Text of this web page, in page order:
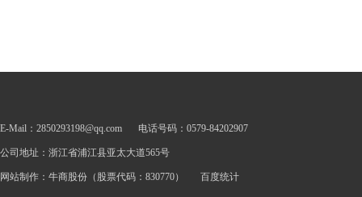
E-Mail：2850293198@qq.com 电话号码：0579-84202907
公司地址：浙江省浦江县亚太大道565号
网站制作： 牛商股份 （股票代码：830770） 百度统计